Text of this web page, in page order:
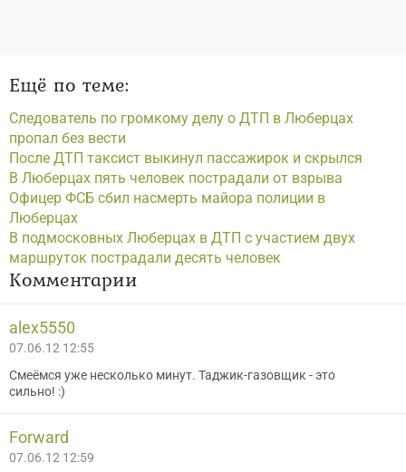
Ещё по теме:
Cледователь по громкому делу о ДТП в Люберцах
пропал без вести
После ДТП таксист выкинул пассажирок и скрылся
В Люберцах пять человек пострадали от взрыва
Офицер ФСБ сбил насмерть майора полиции в
Люберцах
В подмосковных Люберцах в ДТП с участием двух
маршруток пострадали десять человек
Комментарии
alex5550
07.06.12 12:55
Смеёмся уже несколько минут. Таджик-газовщик - это
сильно! :)
Forward
07.06.12 12:59